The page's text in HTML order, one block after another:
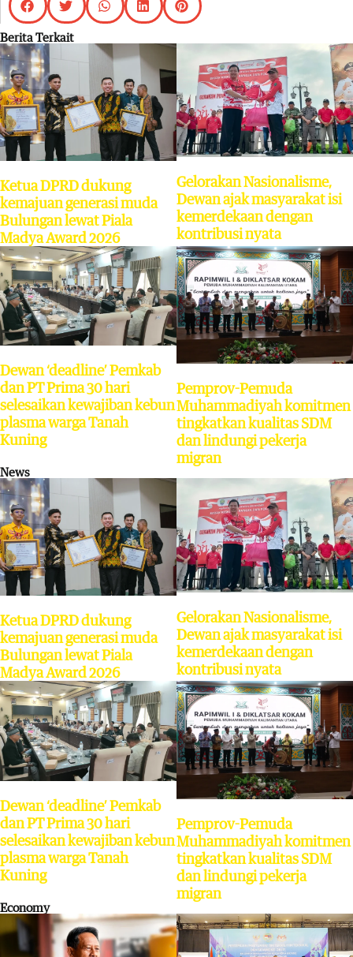
Berita Terkait
Ketua DPRD dukung
kemajuan generasi muda
Bulungan lewat Piala
Madya Award 2026
Gelorakan Nasionalisme,
Dewan ajak masyarakat isi
kemerdekaan dengan
kontribusi nyata
Dewan ‘deadline’ Pemkab
dan PT Prima 30 hari
selesaikan kewajiban kebun
plasma warga Tanah
Kuning
Pemprov-Pemuda
Muhammadiyah komitmen
tingkatkan kualitas SDM
dan lindungi pekerja
migran
News
Ketua DPRD dukung
kemajuan generasi muda
Bulungan lewat Piala
Madya Award 2026
Gelorakan Nasionalisme,
Dewan ajak masyarakat isi
kemerdekaan dengan
kontribusi nyata
Dewan ‘deadline’ Pemkab
dan PT Prima 30 hari
selesaikan kewajiban kebun
plasma warga Tanah
Kuning
Pemprov-Pemuda
Muhammadiyah komitmen
tingkatkan kualitas SDM
dan lindungi pekerja
migran
Economy